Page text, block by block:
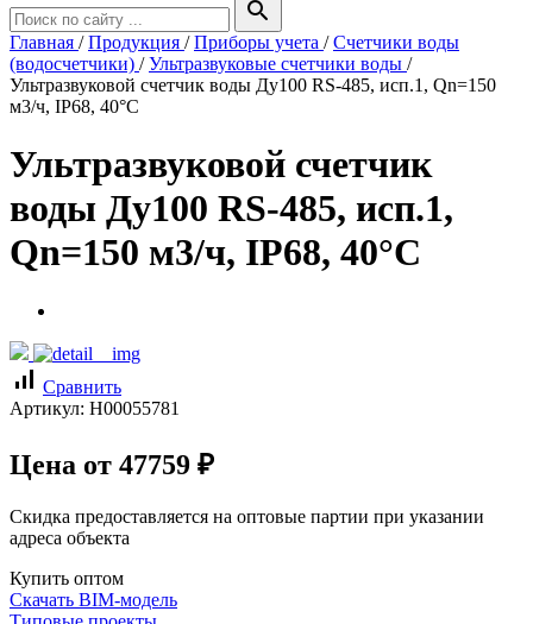
search
Главная /Продукция /Приборы учета /Счетчики воды
(водосчетчики) /Ультразвуковые счетчики воды /
Ультразвуковой счетчик воды Ду100 RS-485, исп.1, Qn=150
м3/ч, IP68, 40°C
Ультразвуковой счетчик
воды Ду100 RS-485, исп.1,
Qn=150 м3/ч, IP68, 40°C
signal_cellular_alt Сравнить
Артикул: Н00055781
Цена от 47759 ₽
Скидка предоставляется на оптовые партии при указании
адреса объекта
Купить оптом
Скачать BIM-модель